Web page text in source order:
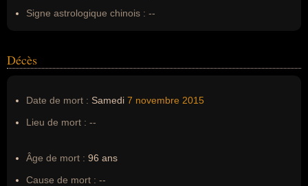
Signe astrologique chinois : --
Décès
Date de mort : Samedi 7 novembre 2015
Lieu de mort : --
Âge de mort : 96 ans
Cause de mort : --